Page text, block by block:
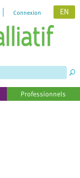
Connexion EN
Professionnels